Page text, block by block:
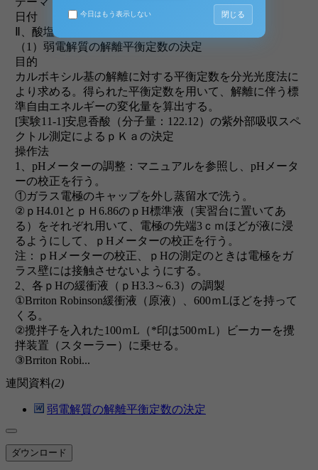
日付 ：2003.5.28（水）～5.29（金）
Ⅱ、酸塩基平衡、溶解度平衡
（1）弱電解質の解離平衡定数の決定
目的
カルボキシル基の解離に対する平衡定数を分光光度法に
より求める。得られた平衡定数を用いて、解離に伴う標
準自由エネルギーの変化量を算出する。
[実験11-1]安息香酸（分子量：122.12）の紫外部吸収スペ
クトル測定によるｐＫａの決定
操作法
1、pHメーターの調整：マニュアルを参照し、pHメータ
ーの校正を行う。
①ガラス電極のキャップを外し蒸留水で洗う。
②ｐH4.01とｐＨ6.86のｐH標準液（実習台に置いてあ
る）をそれぞれ用いて、電極の先端3ｃｍほどが液に浸
るようにして、ｐHメーターの校正を行う。
注：ｐHメーターの校正、ｐHの測定のときは電極をガ
ラス壁には接触させないようにする。
2、各ｐHの緩衝液（ｐH3.3～6.3）の調製
①Brriton Robinson緩衝液（原液）、600ｍLほどを持って
くる。
②攪拌子を入れた100ｍL（*印は500ｍL）ビーカーを攪
拌装置（スターラー）に乗せる。
③Brriton Robi...
連関資料(2)
弱電解質の解離平衡定数の決定
ダウンロード
今日はもう表示しない 閉じる